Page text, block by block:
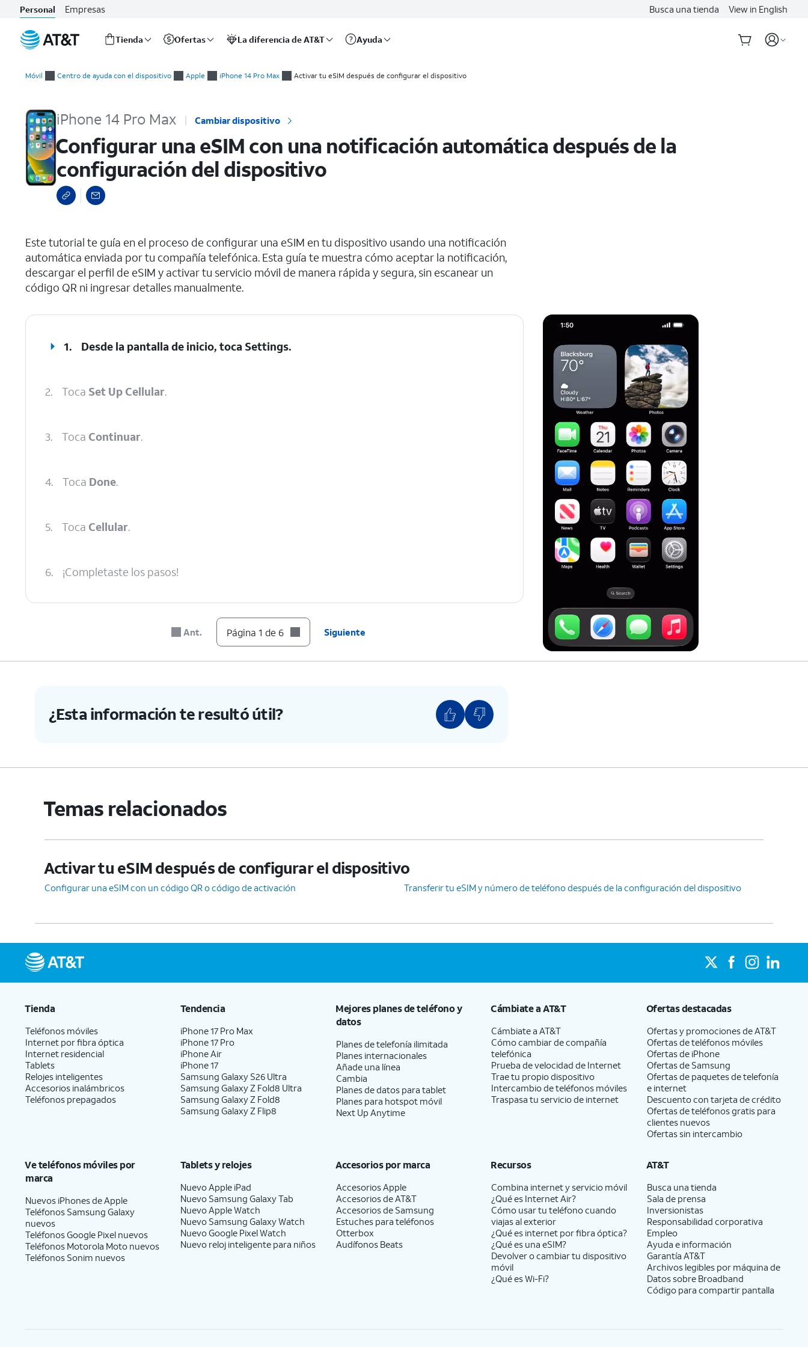
Personal Empresas Busca una tienda View in English
Tienda Ofertas La diferencia de AT&T Ayuda
Móvil Centro de ayuda con el dispositivo Apple iPhone 14 Pro Max Activar tu eSIM después de configurar el dispositivo
iPhone 14 Pro Max Cambiar dispositivo
Configurar una eSIM con una notificación automática después de la
configuración del dispositivo
Este tutorial te guía en el proceso de configurar una eSIM en tu dispositivo usando una notificación
automática enviada por tu compañía telefónica. Esta guía te muestra cómo aceptar la notificación,
descargar el perfil de eSIM y activar tu servicio móvil de manera rápida y segura, sin escanear un
código QR ni ingresar detalles manualmente.
1. Desde la pantalla de inicio, toca Settings.
2. Toca Set Up Cellular.
3. Toca Continuar.
4. Toca Done.
5. Toca Cellular.
6. ¡Completaste los pasos!
Ant. Página 1 de 6 Siguiente
¿Esta información te resultó útil?
Temas relacionados
Activar tu eSIM después de configurar el dispositivo
Configurar una eSIM con un código QR o código de activación Transferir tu eSIM y número de teléfono después de la configuración del dispositivo
Tienda
Teléfonos móviles
Internet por fibra óptica
Internet residencial
Tablets
Relojes inteligentes
Accesorios inalámbricos
Teléfonos prepagados
Tendencia
iPhone 17 Pro Max
iPhone 17 Pro
iPhone Air
iPhone 17
Samsung Galaxy S26 Ultra
Samsung Galaxy Z Fold8 Ultra
Samsung Galaxy Z Fold8
Samsung Galaxy Z Flip8
Mejores planes de teléfono y
datos
Planes de telefonía ilimitada
Planes internacionales
Añade una línea
Cambia
Planes de datos para tablet
Planes para hotspot móvil
Next Up Anytime
Cámbiate aAT&T
Cámbiate aAT&T
Cómo cambiar de compañía
telefónica
Prueba de velocidad de Internet
Trae tu propio dispositivo
Intercambio de teléfonos móviles
Traspasa tu servicio de internet
Ofertas destacadas
Ofertas y promociones deAT&T
Ofertas de teléfonos móviles
Ofertas de iPhone
Ofertas de Samsung
Ofertas de paquetes de telefonía
e internet
Descuento con tarjeta de crédito
Ofertas de teléfonos gratis para
clientes nuevos
Ofertas sin intercambio
Ve teléfonos móviles por
marca
Nuevos iPhones de Apple
Teléfonos Samsung Galaxy
nuevos
Teléfonos Google Pixel nuevos
Teléfonos Motorola Moto nuevos
Teléfonos Sonim nuevos
Tablets y relojes
Nuevo Apple iPad
Nuevo Samsung Galaxy Tab
Nuevo Apple Watch
Nuevo Samsung Galaxy Watch
Nuevo Google Pixel Watch
Nuevo reloj inteligente para niños
Accesorios por marca
Accesorios Apple
Accesorios deAT&T
Accesorios de Samsung
Estuches para teléfonos
Otterbox
Audífonos Beats
Recursos
Combina internet y servicio móvil
¿Qué es Internet Air?
Cómo usar tu teléfono cuando
viajas al exterior
¿Qué es internet por fibra óptica?
¿Qué es una eSIM?
Devolver o cambiar tu dispositivo
móvil
¿Qué es Wi-Fi?
AT&T
Busca una tienda
Sala de prensa
Inversionistas
Responsabilidad corporativa
Empleo
Ayuda e información
Garantía AT&T
Archivos legibles por máquina de
Datos sobre Broadband
Código para compartir pantalla